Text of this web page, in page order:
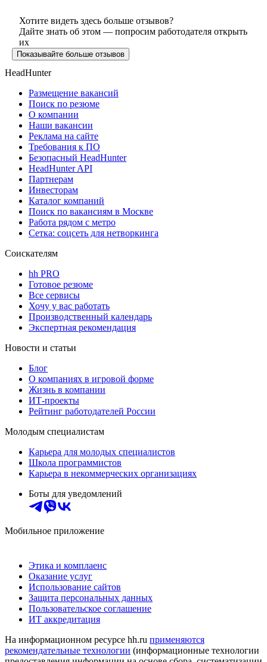
Хотите видеть здесь больше отзывов?
Дайте знать об этом — попросим работодателя открыть
их
Показывайте больше отзывов
HeadHunter
Размещение вакансий
Поиск по резюме
О компании
Наши вакансии
Реклама на сайте
Требования к ПО
Безопасный HeadHunter
HeadHunter API
Партнерам
Инвесторам
Каталог компаний
Поиск по вакансиям в Москве
Работа рядом с метро
Сетка: соцсеть для нетворкинга
Соискателям
hh PRO
Готовое резюме
Все сервисы
Хочу у вас работать
Производственный календарь
Экспертная рекомендация
Новости и статьи
Блог
О компаниях в игровой форме
Жизнь в компании
ИТ-проекты
Рейтинг работодателей России
Молодым специалистам
Карьера для молодых специалистов
Школа программистов
Карьера в некоммерческих организациях
Боты для уведомлений
Мобильное приложение
Этика и комплаенс
Оказание услуг
Использование сайтов
Защита персональных данных
Пользовательское соглашение
ИТ аккредитация
На информационном ресурсе hh.ru применяются
рекомендательные технологии (информационные технологии